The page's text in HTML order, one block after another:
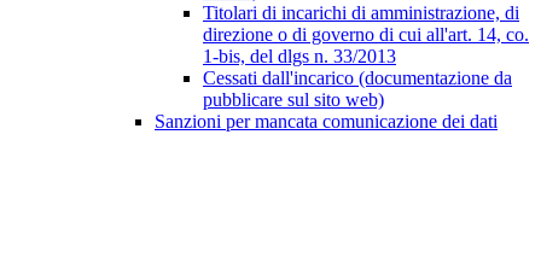
Titolari di incarichi di amministrazione, di
direzione o di governo di cui all'art. 14, co.
1-bis, del dlgs n. 33/2013
Cessati dall'incarico (documentazione da
pubblicare sul sito web)
Sanzioni per mancata comunicazione dei dati